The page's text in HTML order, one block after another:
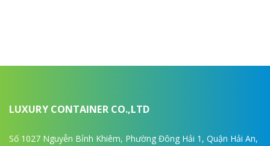
LUXURY CONTAINER CO.,LTD
Số 1027 Nguyễn Bỉnh Khiêm, Phường Đông Hải 1, Quận Hải An,